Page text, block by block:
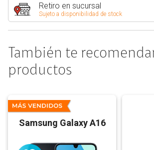
Retiro en sucursal
Sujeto a disponibilidad de stock
También te
productos
Samsung Galaxy A16